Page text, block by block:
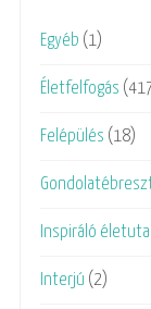
Egyéb (1)
Életfelfogás
Felépülés (18)
Inspiráló
Interjú (2)